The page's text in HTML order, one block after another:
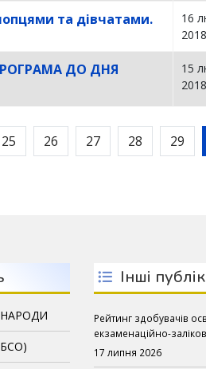
та дівчатами.
16
2018
ДО ДНЯ
15
2018
25 26 27 28 29
БСО)
Інші
Рейтинг здобувачів
екзаменаційно-
17 липня 2026